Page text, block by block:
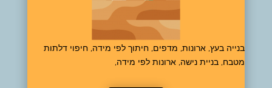
בנייה בעץ, ארונות, מדפים, חיתוך לפי מידה, חיפוי דלתות
מטבח, בניית נישה, ארונות לפי מידה,